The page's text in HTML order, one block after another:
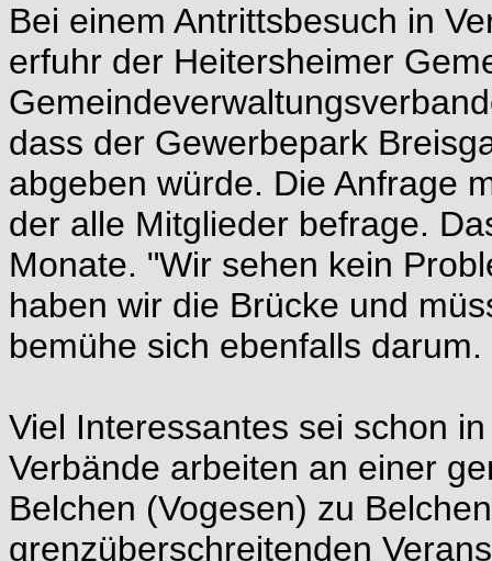
Bei einem Antrittsbesuch in
erfuhr der Heitersheimer
dass der Gewerbepark
abgeben würde. Die Anfrage
der alle Mitglieder befrage.
Monate. "Wir sehen kein
haben wir die Brücke und
bemühe sich ebenfalls darum.
Viel Interessantes sei schon
Verbände arbeiten an einer
Belchen (Vogesen) zu
grenzüberschreitenden